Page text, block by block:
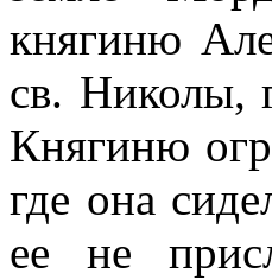
княгиню
св. Николы,
Княгиню
где она
ее не